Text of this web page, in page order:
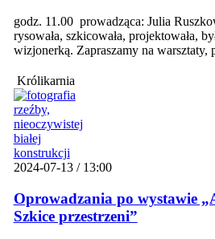
godz. 11.00 prowadząca: Julia
rysowała, szkicowała, projektowała,
wizjonerką. Zapraszamy na warsztaty,
Królikarnia
2024-07-13 / 13:00
Oprowadzania po wystawie
Szkice przestrzeni”